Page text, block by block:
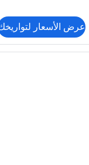
عرض الأسعار
داخل الغرفة ومساحة عمل